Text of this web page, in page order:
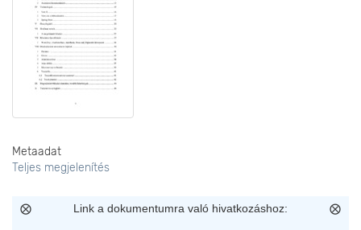
Metaadat
Teljes megjelenítés
Link a dokumentumra való hivatkozáshoz: